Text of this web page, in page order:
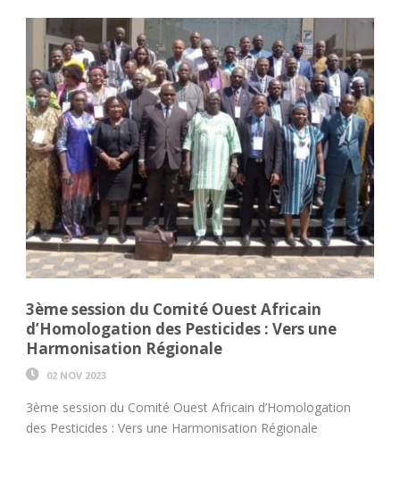
3ème session du Comité Ouest Africain
d’Homologation des Pesticides : Vers une
Harmonisation Régionale
02 NOV 2023
3ème session du Comité Ouest Africain d’Homologation
des Pesticides : Vers une Harmonisation Régionale